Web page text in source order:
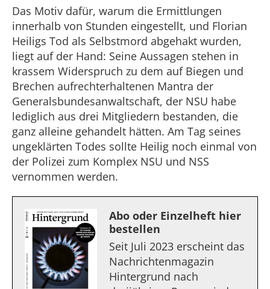
Das Motiv dafür, warum die Ermittlungen
innerhalb von Stunden eingestellt, und Florian
Heiligs Tod als Selbstmord abgehakt wurden,
liegt auf der Hand: Seine Aussagen stehen in
krassem Widerspruch zu dem auf Biegen und
Brechen aufrechterhaltenen Mantra der
Generalsbundesanwaltschaft, der NSU habe
lediglich aus drei Mitgliedern bestanden, die
ganz alleine gehandelt hätten. Am Tag seines
ungeklärten Todes sollte Heilig noch einmal von
der Polizei zum Komplex NSU und NSS
vernommen werden.
Abo oder Einzelheft hier
bestellen
Seit Juli 2023 erscheint das
Nachrichtenmagazin
Hintergrund nach